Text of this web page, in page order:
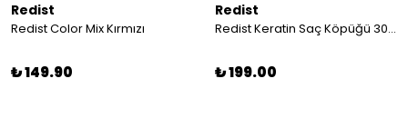
Redist
Redist Color Mix Kırmızı
₺ 149.90
Redist
Redist Keratin Saç Köpüğü 300 ML | Profesyonel Hacim, Bakımlı Görünüm ve Gün Boyu Kalıcı Şekil
₺ 199.00